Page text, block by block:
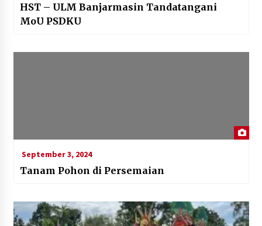
HST – ULM Banjarmasin Tandatangani
MoU PSDKU
September 3, 2024
Tanam Pohon di Persemaian